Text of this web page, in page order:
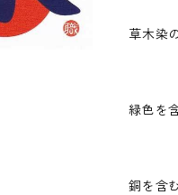
草木染
緑色を
銅を含